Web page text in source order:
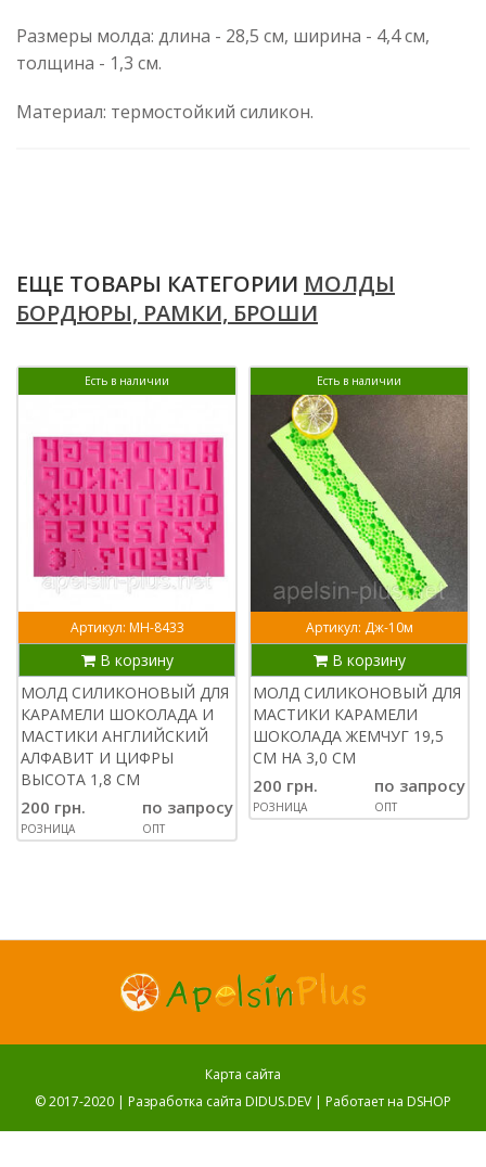
Размеры молда: длина - 28,5 см, ширина - 4,4 см,
толщина - 1,3 см.
Материал: термостойкий силикон.
ЕЩЕ ТОВАРЫ КАТЕГОРИИ МОЛДЫ
БОРДЮРЫ, РАМКИ, БРОШИ
Есть в наличии
Артикул: МН-8433
В корзину
МОЛД СИЛИКОНОВЫЙ ДЛЯ
КАРАМЕЛИ ШОКОЛАДА И
МАСТИКИ АНГЛИЙСКИЙ
АЛФАВИТ И ЦИФРЫ
ВЫСОТА 1,8 СМ
200 грн.
РОЗНИЦА
по запросу
ОПТ
Есть в наличии
Артикул: Дж-10м
В корзину
МОЛД СИЛИКОНОВЫЙ ДЛЯ
МАСТИКИ КАРАМЕЛИ
ШОКОЛАДА ЖЕМЧУГ 19,5
СМ НА 3,0 СМ
200 грн.
РОЗНИЦА
по запросу
ОПТ
Карта сайта
© 2017-2020 | Разработка сайта DIDUS.DEV | Работает на DSHOP